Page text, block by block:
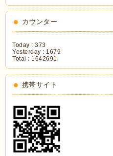
カウンター
Today :373
Yesterday : 1679
Total : 1642691
携帯サイト